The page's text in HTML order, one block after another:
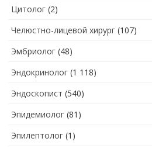
Цитолог (2)
Челюстно-лицевой хирург (107)
Эмбриолог (48)
Эндокринолог (1 118)
Эндоскопист (540)
Эпидемиолог (81)
Эпилептолог (1)